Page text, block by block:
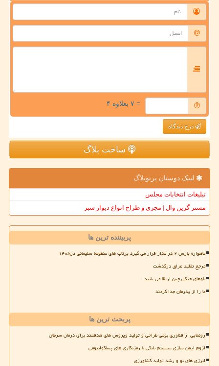
= ۷ بعلاوه ۴
درج دیدگاه
ساخت بلاگ
لینک دوستان پرتوبلاگ
تبلیغات انتخابات مجلس
مستر گرین وال | مجری و طراح انواع دیوار سبز
پربیننده ترین ها
ماهواره پارس ۲ در مدار قرار می گیرد پرتاب های منظومه سلیمانی در۱۴۰۵
مرجع تقلید عراق درگذشت
ناوهای جنگی چین ارتقا می یابند
ما را از پدرمان جدا کردند
پربحث ترین ها
رونمایی از فناوری بومی طراحی و تولید ویروس های هدفمند برای درمان سرطان
لزوم ایمن سازی سیستم بانکی با رمزنگاری های پساکوانتومی
انرژی های نو و رشد تولید کشاورزی